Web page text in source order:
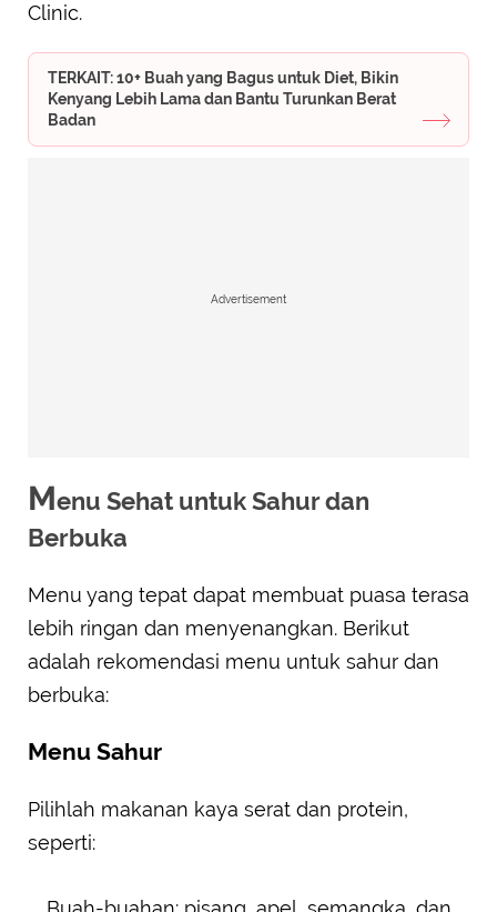
Clinic.
TERKAIT: 10+ Buah yang Bagus untuk Diet, Bikin
Kenyang Lebih Lama dan Bantu Turunkan Berat
Badan
Advertisement
Menu Sehat untuk Sahur dan
Berbuka
Menu yang tepat dapat membuat puasa terasa
lebih ringan dan menyenangkan. Berikut
adalah rekomendasi menu untuk sahur dan
berbuka:
Menu Sahur
Pilihlah makanan kaya serat dan protein,
seperti: